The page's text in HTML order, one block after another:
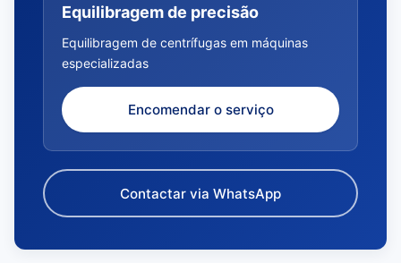
Equilibragem de precisão
Equilibragem de centrífugas em máquinas
especializadas
Encomendar o serviço
Contactar via WhatsApp